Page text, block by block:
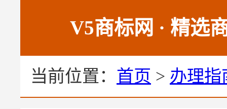
V5商标网 · 精选
当前位置： 首页 > 办理指